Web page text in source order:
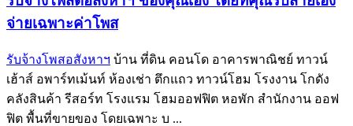
จ่ายเฉพาะค่าโพส
รับจ้างโพสอสังหาฯ บ้าน ที่ดิน คอนโด อาคารพาณิชย์ ทาวน์
เฮ้าส์ อพาร์ทเม้นท์ ห้องเช่า ตึกแถว ทาวน์โฮม โรงงาน โกดัง
คลังสินค้า รีสอร์ท โรงแรม โฮมออฟฟิต หอพัก สำนักงาน ออฟ
ฟิต พื้นที่ขายของ โดยเฉพาะ บ ...